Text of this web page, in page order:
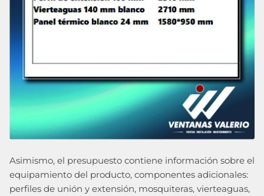
Asimismo, el presupuesto contiene información sobre el
equipamiento del producto, componentes adicionales:
perfiles de unión y extensión, mosquiteras, vierteaguas,